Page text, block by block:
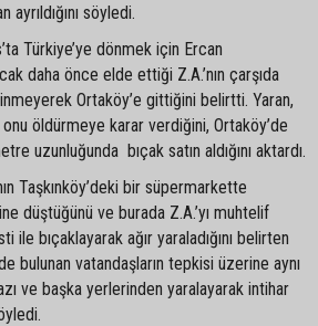
söyledi.
Türkiye’ye dönmek için Ercan
daha önce elde ettiği Z.A.’nın çarşıda
Ortaköy’e gittiğini belirtti. Yaran,
onu öldürmeye karar verdiğini, Ortaköy’de
uzunluğunda bıçak satın aldığını aktardı.
Taşkınköy’deki bir süpermarkette
düştüğünü ve burada Z.A.’yı muhtelif
bıçaklayarak ağır yaraladığını belirten
bulunan vatandaşların tepkisi üzerine aynı
ve başka yerlerinden yaralayarak intihar